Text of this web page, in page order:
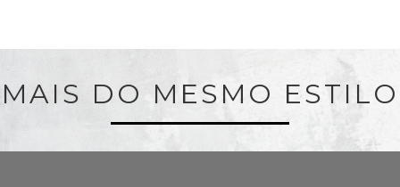
MAIS DO MESMO ESTILO